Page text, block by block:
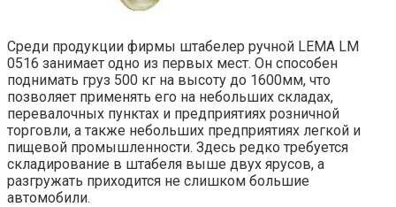
Среди продукции фирмы штабелер ручной LEMA LM
0516 занимает одно из первых мест. Он способен
поднимать груз 500 кг на высоту до 1600мм, что
позволяет применять его на небольших складах,
перевалочных пунктах и предприятиях розничной
торговли, а также небольших предприятиях легкой и
пищевой промышленности. Здесь редко требуется
складирование в штабеля выше двух ярусов, а
разгружать приходится не слишком большие
автомобили.